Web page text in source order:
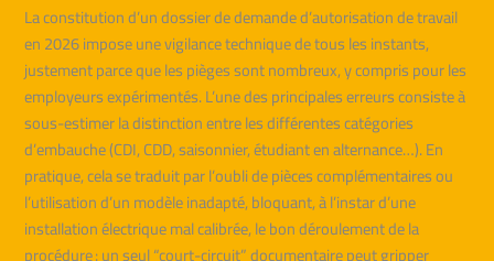
La constitution d’un dossier de demande d’autorisation de travail
en 2026 impose une vigilance technique de tous les instants,
justement parce que les pièges sont nombreux, y compris pour les
employeurs expérimentés. L’une des principales erreurs consiste à
sous-estimer la distinction entre les différentes catégories
d’embauche (CDI, CDD, saisonnier, étudiant en alternance…). En
pratique, cela se traduit par l’oubli de pièces complémentaires ou
l’utilisation d’un modèle inadapté, bloquant, à l’instar d’une
installation électrique mal calibrée, le bon déroulement de la
procédure : un seul “court-circuit” documentaire peut gripper